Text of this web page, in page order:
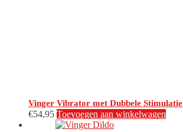
Vinger Vibrator met Dubbele Stimulatie
€54,95 Toevoegen aan winkelwagen